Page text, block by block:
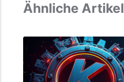
Ähnliche Artikel